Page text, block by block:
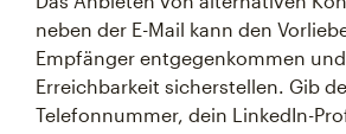
neben der E-Mail kann den
Empfänger entgegenkommen
Erreichbarkeit sicherstellen. Gib
Telefonnummer, dein LinkedIn-